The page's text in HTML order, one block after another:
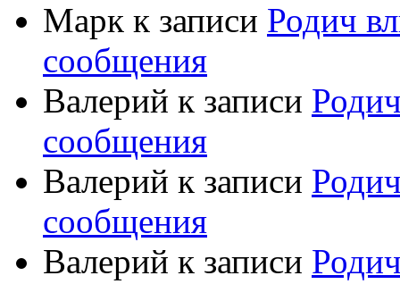
Марк к записи Родич
сообщения
Валерий к записи
сообщения
Валерий к записи
сообщения
Валерий к записи